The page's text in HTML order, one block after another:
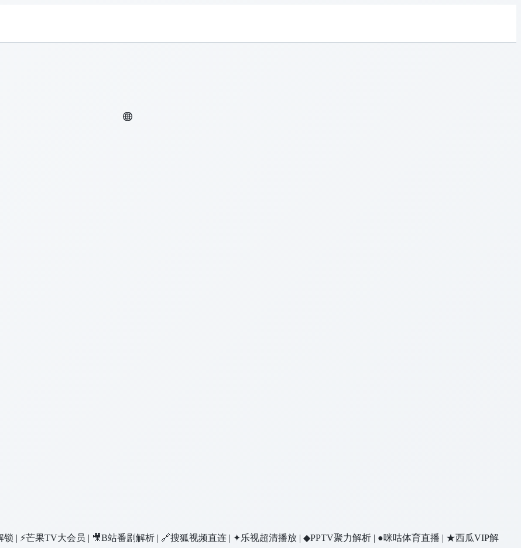
| ⚡芒果TV大会员 | 🎥B站番剧解析 | 🔗搜狐视频直连 | ✦乐视超清播放 | ◆PPTV聚力解析 | ●咪咕体育直播 | ★西瓜VIP解